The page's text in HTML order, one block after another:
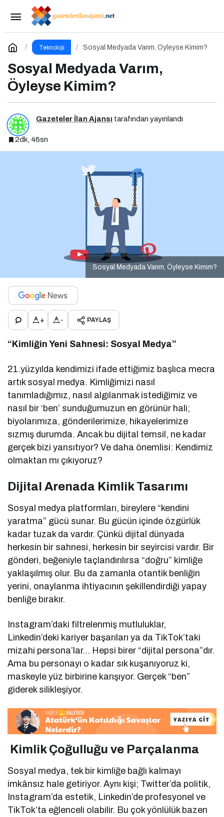
Teknoloji Sosyal Medyada Varım, Öyleyse Kimim?
Sosyal Medyada Varım,
Öyleyse Kimim?
Gazeteler İlan Ajansı tarafından yayınlandı
2dk, 46sn
Sosyal Medyada Varım, Öyleyse Kimim?
+ - PAYLAŞ
“Kimliğin Yeni Sahnesi: Sosyal Medya”
21.yüzyılda kendimizi ifade ettiğimiz başlıca mecra
artık sosyal medya. Kimliğimizi nasıl
tanımladığımız, nasıl algılanmak istediğimiz ve
nasıl bir ‘ben’ sunduğumuzun en görünür hali;
biyolarımıza, gönderilerimize, hikayelerimize
sızmış durumda. Ancak bu dijital temsil, ne kadar
gerçek bizi yansıtıyor? Ve daha önemlisi: Kendimiz
olmaktan mı çıkıyoruz?
Dijital Arenada Kimlik Tasarımı
Sosyal medya platformları, bireylere “kendini
yaratma” gücü sunar. Bu gücün içinde özgürlük
kadar tuzak da vardır. Çünkü dijital dünyada
herkesin bir sahnesi, herkesin bir seyircisi vardır. Bir
gönderi, beğeniyle taçlandırılırsa “doğru” kimliğe
yaklaşılmış olur. Bu da zamanla otantik benliğin
yerini, onaylanma ihtiyacının şekillendirdiği yapay
benliğe bırakır.
Instagram’daki filtrelenmiş mutluluklar,
Linkedin’deki kariyer başarıları ya da TikTok’taki
mizahi persona’lar… Hepsi birer “dijital persona”dır.
Ama bu personayı o kadar sık kuşanıyoruz ki,
maskeyle yüz birbirine karışıyor. Gerçek “ben”
giderek silikleşiyor.
Kimlik Çoğulluğu ve Parçalanma
Sosyal medya, tek bir kimliğe bağlı kalmayı
imkânsız hale getiriyor. Aynı kişi; Twitter’da politik,
Instagram’da estetik, Linkedin’de profesyonel ve
TikTok’ta eğlenceli olabilir. Bu çok yönlülük bazen
Fiber Hızında Gelişen Uçurum: Kimler Bağlı,
Kimler Dışarıda
Yorum Yap